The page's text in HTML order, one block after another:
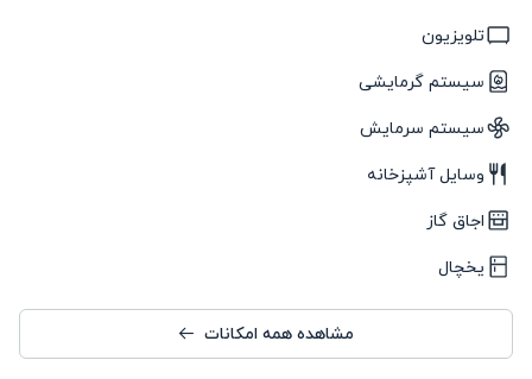
تلویزیون
سیستم گرمایشی
سیستم سرمایش
وسایل آشپزخانه
اجاق گاز
یخچال
مشاهده همه امکانات